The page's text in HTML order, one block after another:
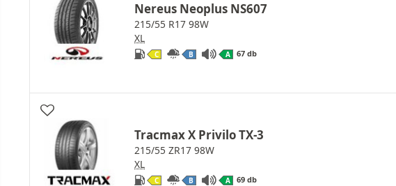
Nereus Neoplus NS607
215/55 R17 98W
XL
C B A 67 db
Tracmax X Privilo TX-3
215/55 ZR17 98W
XL
C B A 69 db